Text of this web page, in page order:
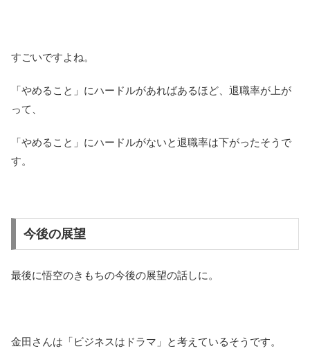
すごいですよね。
「やめること」にハードルがあればあるほど、退職率が上が
って、
「やめること」にハードルがないと退職率は下がったそうで
す。
今後の展望
最後に悟空のきもちの今後の展望の話しに。
金田さんは「ビジネスはドラマ」と考えているそうです。